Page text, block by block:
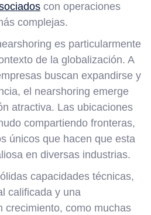
con operaciones
complejas.
es particularmente
de la globalización. A
buscan expandirse y
el nearshoring emerge
atractiva. Las ubicaciones
compartiendo fronteras,
únicos que hacen que esta
en diversas industrias.
capacidades técnicas,
calificada y una
crecimiento, como muchas